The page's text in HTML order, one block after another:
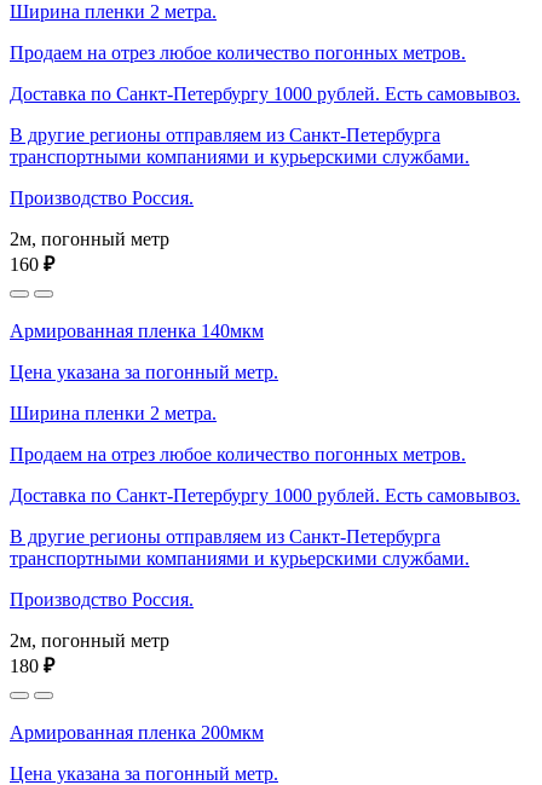
Ширина пленки 2 метра.
Продаем на отрез любое количество погонных метров.
Доставка по Санкт-Петербургу 1000 рублей. Есть самовывоз.
В другие регионы отправляем из Санкт-Петербурга
транспортными компаниями и курьерскими службами.
Производство Россия.
2м, погонный метр
160 ₽
Армированная пленка 140мкм
Цена указана за погонный метр.
Ширина пленки 2 метра.
Продаем на отрез любое количество погонных метров.
Доставка по Санкт-Петербургу 1000 рублей. Есть самовывоз.
В другие регионы отправляем из Санкт-Петербурга
транспортными компаниями и курьерскими службами.
Производство Россия.
2м, погонный метр
180 ₽
Армированная пленка 200мкм
Цена указана за погонный метр.